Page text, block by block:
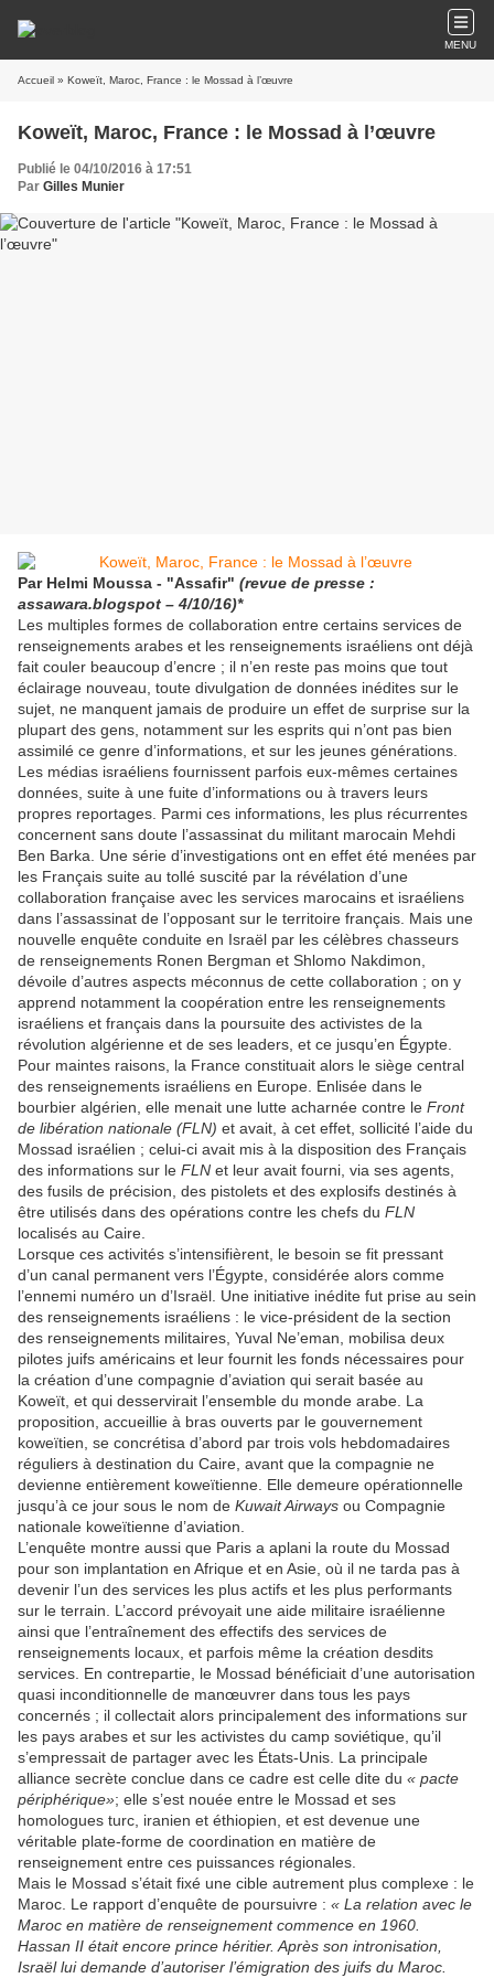
MENU
Accueil » Koweït, Maroc, France : le Mossad à l’œuvre
Koweït, Maroc, France : le Mossad à l’œuvre
Publié le 04/10/2016 à 17:51
Par Gilles Munier
Par Helmi Moussa - "Assafir" (revue de presse :
assawara.blogspot – 4/10/16)*
Les multiples formes de collaboration entre certains services de
renseignements arabes et les renseignements israéliens ont déjà
fait couler beaucoup d’encre ; il n’en reste pas moins que tout
éclairage nouveau, toute divulgation de données inédites sur le
sujet, ne manquent jamais de produire un effet de surprise sur la
plupart des gens, notamment sur les esprits qui n’ont pas bien
assimilé ce genre d’informations, et sur les jeunes générations.
Les médias israéliens fournissent parfois eux-mêmes certaines
données, suite à une fuite d’informations ou à travers leurs
propres reportages. Parmi ces informations, les plus récurrentes
concernent sans doute l’assassinat du militant marocain Mehdi
Ben Barka. Une série d’investigations ont en effet été menées par
les Français suite au tollé suscité par la révélation d’une
collaboration française avec les services marocains et israéliens
dans l’assassinat de l’opposant sur le territoire français. Mais une
nouvelle enquête conduite en Israël par les célèbres chasseurs
de renseignements Ronen Bergman et Shlomo Nakdimon,
dévoile d’autres aspects méconnus de cette collaboration ; on y
apprend notamment la coopération entre les renseignements
israéliens et français dans la poursuite des activistes de la
révolution algérienne et de ses leaders, et ce jusqu’en Égypte.
Pour maintes raisons, la France constituait alors le siège central
des renseignements israéliens en Europe. Enlisée dans le
bourbier algérien, elle menait une lutte acharnée contre le Front
de libération nationale (FLN) et avait, à cet effet, sollicité l’aide du
Mossad israélien ; celui-ci avait mis à la disposition des Français
des informations sur le FLN et leur avait fourni, via ses agents,
des fusils de précision, des pistolets et des explosifs destinés à
être utilisés dans des opérations contre les chefs du FLN
localisés au Caire.
Lorsque ces activités s’intensifièrent, le besoin se fit pressant
d’un canal permanent vers l’Égypte, considérée alors comme
l’ennemi numéro un d’Israël. Une initiative inédite fut prise au sein
des renseignements israéliens : le vice-président de la section
des renseignements militaires, Yuval Ne’eman, mobilisa deux
pilotes juifs américains et leur fournit les fonds nécessaires pour
la création d’une compagnie d’aviation qui serait basée au
Koweït, et qui desservirait l’ensemble du monde arabe. La
proposition, accueillie à bras ouverts par le gouvernement
koweïtien, se concrétisa d’abord par trois vols hebdomadaires
réguliers à destination du Caire, avant que la compagnie ne
devienne entièrement koweïtienne. Elle demeure opérationnelle
jusqu’à ce jour sous le nom de Kuwait Airways ou Compagnie
nationale koweïtienne d’aviation.
L’enquête montre aussi que Paris a aplani la route du Mossad
pour son implantation en Afrique et en Asie, où il ne tarda pas à
devenir l’un des services les plus actifs et les plus performants
sur le terrain. L’accord prévoyait une aide militaire israélienne
ainsi que l’entraînement des effectifs des services de
renseignements locaux, et parfois même la création desdits
services. En contrepartie, le Mossad bénéficiait d’une autorisation
quasi inconditionnelle de manœuvrer dans tous les pays
concernés ; il collectait alors principalement des informations sur
les pays arabes et sur les activistes du camp soviétique, qu’il
s’empressait de partager avec les États-Unis. La principale
alliance secrète conclue dans ce cadre est celle dite du « pacte
périphérique»; elle s’est nouée entre le Mossad et ses
homologues turc, iranien et éthiopien, et est devenue une
véritable plate-forme de coordination en matière de
renseignement entre ces puissances régionales.
Mais le Mossad s’était fixé une cible autrement plus complexe : le
Maroc. Le rapport d’enquête de poursuivre : « La relation avec le
Maroc en matière de renseignement commence en 1960.
Hassan II était encore prince héritier. Après son intronisation,
Israël lui demande d’autoriser l’émigration des juifs du Maroc.